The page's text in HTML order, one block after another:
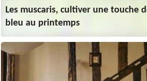
Les muscaris, cultiver une touche
bleu au printemps